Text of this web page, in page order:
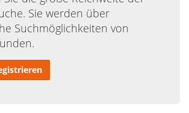
Sie werden über
Suchmöglichkeiten von